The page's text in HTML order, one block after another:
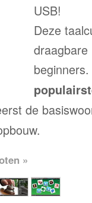
USB!
Deze
draagbare
de
»